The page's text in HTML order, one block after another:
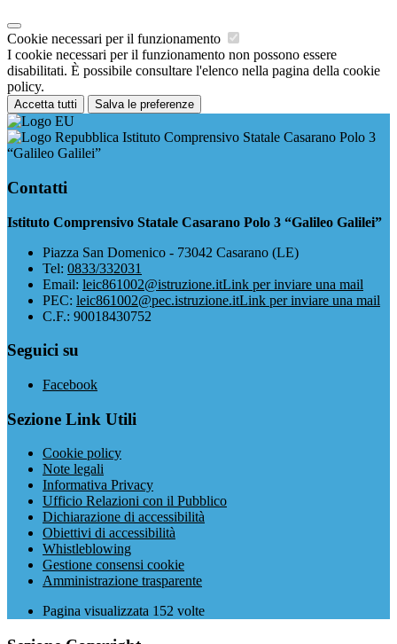
Cookie necessari per il funzionamento
I cookie necessari per il funzionamento non possono essere
disabilitati. È possibile consultare l'elenco nella pagina della cookie
policy.
Accetta tutti Salva le preferenze
Istituto Comprensivo Statale Casarano Polo 3
“Galileo Galilei”
Contatti
Istituto Comprensivo Statale Casarano Polo 3 “Galileo Galilei”
Piazza San Domenico - 73042 Casarano (LE)
Tel: 0833/332031
Email: leic861002@istruzione.itLink per inviare una mail
PEC: leic861002@pec.istruzione.itLink per inviare una mail
C.F.: 90018430752
Seguici su
Facebook
Sezione Link Utili
Cookie policy
Note legali
Informativa Privacy
Ufficio Relazioni con il Pubblico
Dichiarazione di accessibilità
Obiettivi di accessibilità
Whistleblowing
Gestione consensi cookie
Amministrazione trasparente
Pagina visualizzata 152 volte